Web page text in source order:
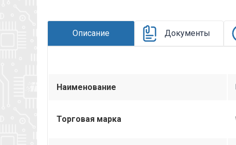
Описание Документы
Наименование
Торговая марка